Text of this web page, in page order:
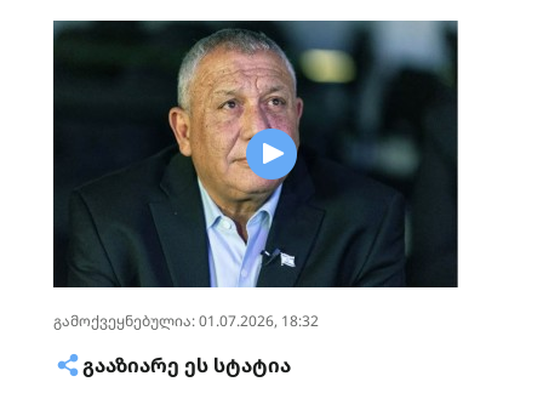
გამოქვეყნებულია: 01.07.2026, 18:32
ᲒᲐᲐᲖᲘᲐᲠᲔ ᲔᲡ ᲡᲢᲐᲢᲘᲐ